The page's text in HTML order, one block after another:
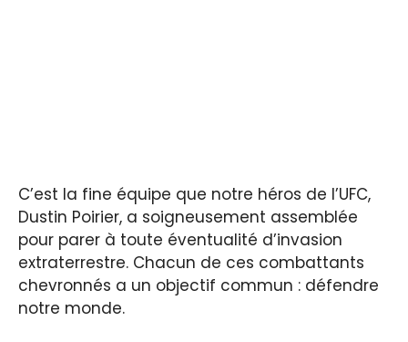
C’est la fine équipe que notre héros de l’UFC,
Dustin Poirier, a soigneusement assemblée
pour parer à toute éventualité d’invasion
extraterrestre. Chacun de ces combattants
chevronnés a un objectif commun : défendre
notre monde.